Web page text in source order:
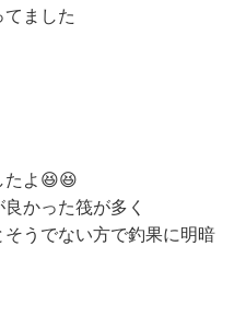
てました
たよ😆😆
かった筏が多く
そうでない方で釣果に明暗